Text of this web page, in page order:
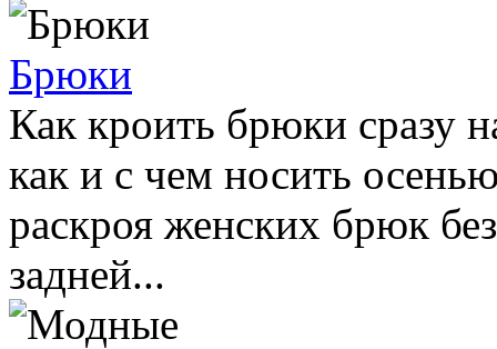
Брюки
Как кроить брюки
как и с чем носить
раскроя женских брюк
задней...